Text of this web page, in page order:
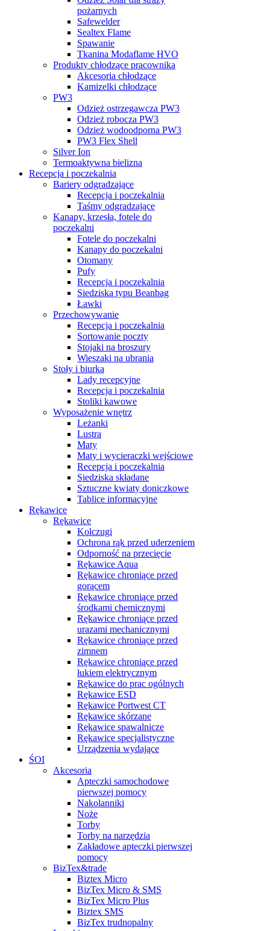
pożarnych
Safewelder
Sealtex Flame
Spawanie
Tkanina Modaflame HVO
Produkty chłodzące pracownika
Akcesoria chłodzące
Kamizelki chłodzące
PW3
Odzież ostrzegawcza PW3
Odzież robocza PW3
Odzież wodoodporna PW3
PW3 Flex Shell
Silver Ion
Termoaktywna bielizna
Recepcja i poczekalnia
Bariery odgradzające
Recepcja i poczekalnia
Taśmy odgradzające
Kanapy, krzesła, fotele do
poczekalni
Fotele do poczekalni
Kanapy do poczekalni
Otomany
Pufy
Recepcja i poczekalnia
Siedziska typu Beanbag
Ławki
Przechowywanie
Recepcja i poczekalnia
Sortowanie poczty
Stojaki na broszury
Wieszaki na ubrania
Stoły i biurka
Lady recepcyjne
Recepcja i poczekalnia
Stoliki kawowe
Wyposażenie wnętrz
Leżanki
Lustra
Maty
Maty i wycieraczki wejściowe
Recepcja i poczekalnia
Siedziska składane
Sztuczne kwiaty doniczkowe
Tablice informacyjne
Rękawice
Rękawice
Kolczugi
Ochrona rąk przed uderzeniem
Odporność na przecięcie
Rękawice Aqua
Rękawice chroniące przed
gorącem
Rękawice chroniące przed
środkami chemicznymi
Rękawice chroniące przed
urazami mechanicznymi
Rękawice chroniące przed
zimnem
Rękawice chroniące przed
łukiem elektrycznym
Rękawice do prac ogólnych
Rękawice ESD
Rękawice Portwest CT
Rękawice skórzane
Rękawice spawalnicze
Rękawice specjalistyczne
Urządzenia wydające
ŚOI
Akcesoria
Apteczki samochodowe
pierwszej pomocy
Nakolanniki
Noże
Torby
Torby na narzędzia
Zakładowe apteczki pierwszej
pomocy
BizTex&trade
Biztex Micro
BizTex Micro & SMS
BizTex Micro Plus
Biztex SMS
BizTex trudnopalny